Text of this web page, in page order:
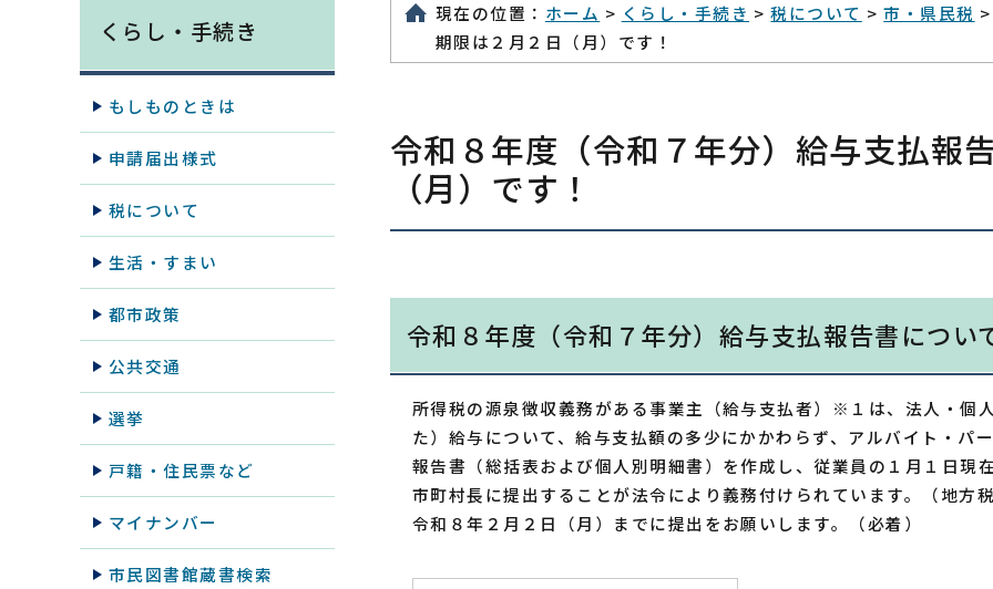
現在の位置： ホーム > くらし・手続き >税について >市・県民税
期限は２月２日（月）です！
令和８年度（令和７年分）給与支払報
（月）です！
令和８年度（令和７年分）給与支払報告書につい
所得税の源泉徴収義務がある事業主（給与支払者）※１は、法人・個
た）給与について、給与支払額の多少にかかわらず、アルバイト・パ
報告書（総括表および個人別明細書）を作成し、従業員の１月１日現
市町村長に提出することが法令により義務付けられています。（地方
令和８年２月２日（月）までに提出をお願いします。（必着）
くらし・手続き
もしものときは
申請届出様式
税について
生活・すまい
都市政策
公共交通
選挙
戸籍・住民票など
マイナンバー
市民図書館蔵書検索